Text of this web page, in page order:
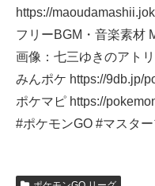
https://
フリーBGM・音楽素材
画像：七三ゆきのアト
みんポケ https://9db.jp/
ポケマピ https://
#ポケモンGO #マスタ